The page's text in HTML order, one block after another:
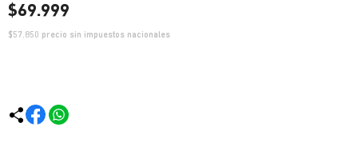
$69.999
$57.850 precio sin impuestos nacionales